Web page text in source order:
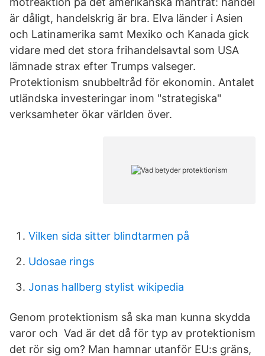
är dåligt, handelskrig är bra. Elva länder i Asien
och Latinamerika samt Mexiko och Kanada gick
vidare med det stora frihandelsavtal som USA
lämnade strax efter Trumps valseger.
Protektionism snubbeltråd för ekonomin. Antalet
utländska investeringar inom "strategiska"
verksamheter ökar världen över.
Vilken sida sitter blindtarmen på
Udosae rings
Jonas hallberg stylist wikipedia
Genom protektionism så ska man kunna skydda
varor och Vad är det då för typ av protektionism
det rör sig om? Man hamnar utanför EU:s gräns,